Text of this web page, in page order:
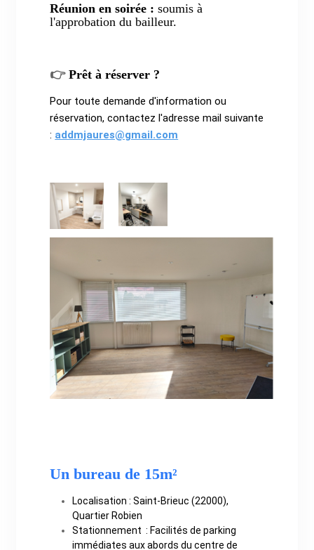
Réunion en soirée : soumis à
l'approbation du bailleur.
👉Prêt à réserver ?
Pour toute demande d'information ou
réservation, contactez l'adresse mail suivante
: addmjaures@gmail.com
Un bureau de 15m²
Localisation : Saint-Brieuc (22000),
Quartier Robien
Stationnement : Facilités de parking
immédiates aux abords du centre de